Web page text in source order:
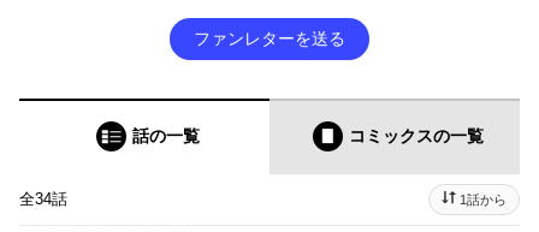
ファンレターを送る
話の一覧 コミックスの一覧
全34話 1話から